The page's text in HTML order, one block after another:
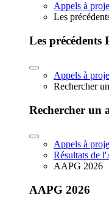
Appels à
Les
Les précédents
Appels à
Rechercher
Rechercher un
Appels à
Résultats de
AAPG 2026
AAPG 2026